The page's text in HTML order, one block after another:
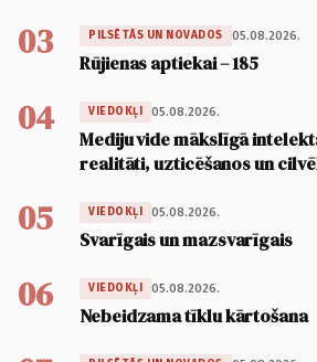
03 PILSĒTĀS UN NOVADOS 05.08.2026.
Rūjienas aptiekai – 185
04 VIEDOKĻI 05.08.2026.
Mediju vide mākslīgā
realitāti, uzticēšanos un
05 VIEDOKĻI 05.08.2026.
Svarīgais un mazsvarīgais
06 VIEDOKĻI 05.08.2026.
Nebeidzama tīklu kārtošana